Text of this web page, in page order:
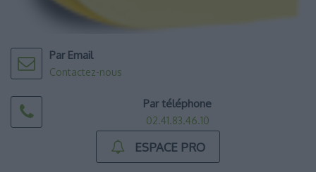
Par Email
Contactez-nous
Par téléphone
02.41.83.46.10
ESPACE PRO